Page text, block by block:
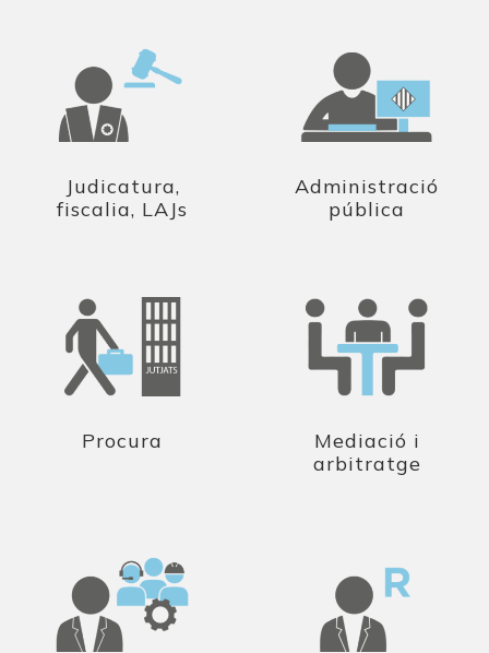
Judicatura,
fiscalia, LAJs
Administració
pública
Procura
Mediació i
arbitratge